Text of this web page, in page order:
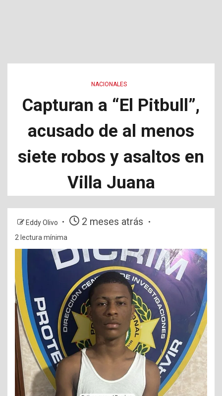
NACIONALES
Capturan a “El Pitbull”,
acusado de al menos
siete robos y asaltos en
Villa Juana
Eddy Olivo 2 meses atrás
2 lectura mínima